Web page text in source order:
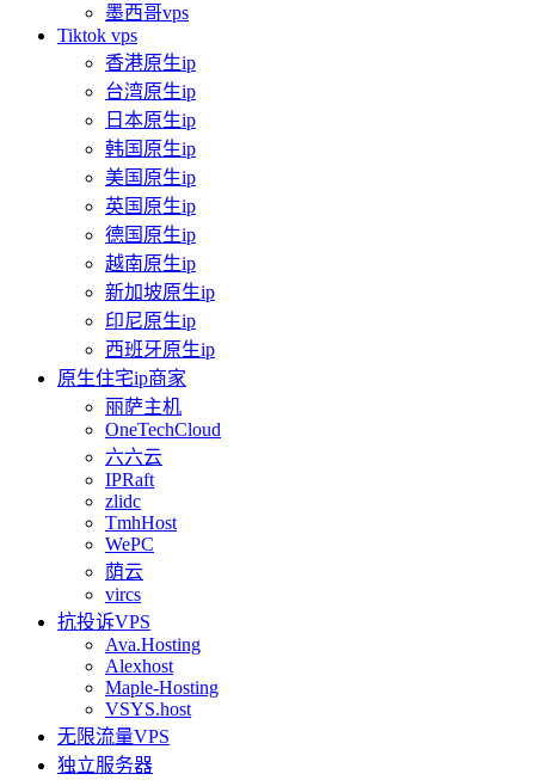
墨西哥vps
Tiktok vps
香港原生ip
台湾原生ip
日本原生ip
韩国原生ip
美国原生ip
英国原生ip
德国原生ip
越南原生ip
新加坡原生ip
印尼原生ip
西班牙原生ip
原生住宅ip商家
丽萨主机
OneTechCloud
六六云
IPRaft
zlidc
TmhHost
WePC
荫云
vircs
抗投诉VPS
Ava.Hosting
Alexhost
Maple-Hosting
VSYS.host
无限流量VPS
独立服务器